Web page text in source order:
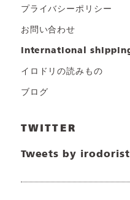
プライバシーポリシー
お問い合わせ
international
イロドリの読みもの
ブログ
TWITTER
Tweets by